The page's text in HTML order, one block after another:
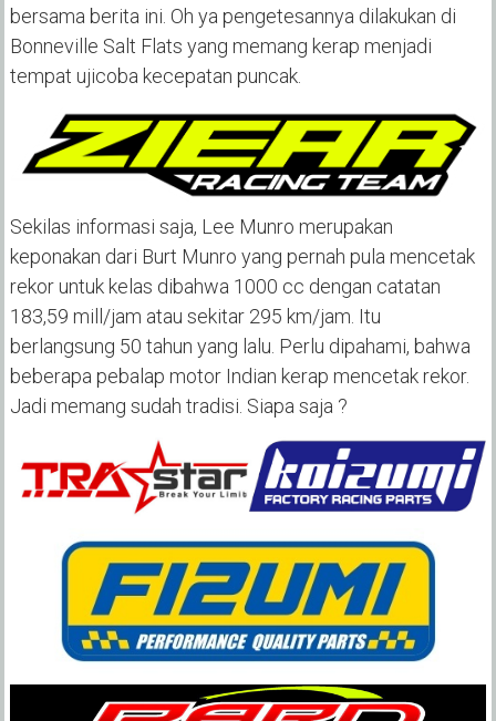
bersama berita ini. Oh ya pengetesannya dilakukan di
Bonneville Salt Flats yang memang kerap menjadi
tempat ujicoba kecepatan puncak.
Sekilas informasi saja, Lee Munro merupakan
keponakan dari Burt Munro yang pernah pula mencetak
rekor untuk kelas dibahwa 1000 cc dengan catatan
183,59 mill/jam atau sekitar 295 km/jam. Itu
berlangsung 50 tahun yang lalu. Perlu dipahami, bahwa
beberapa pebalap motor Indian kerap mencetak rekor.
Jadi memang sudah tradisi. Siapa saja ?